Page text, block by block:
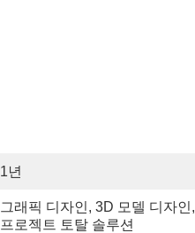
1년
그래픽 디자인, 3D 모델 디자인,
프로젝트 토탈 솔루션